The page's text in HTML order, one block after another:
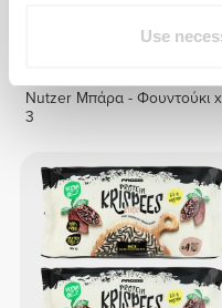
Use
Nutzer Μπάρα - Φουντούκι x
3